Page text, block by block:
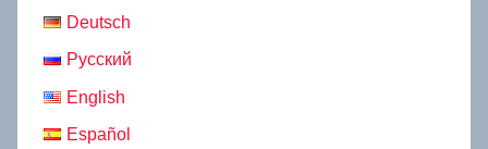
Deutsch
Русский
English
Español